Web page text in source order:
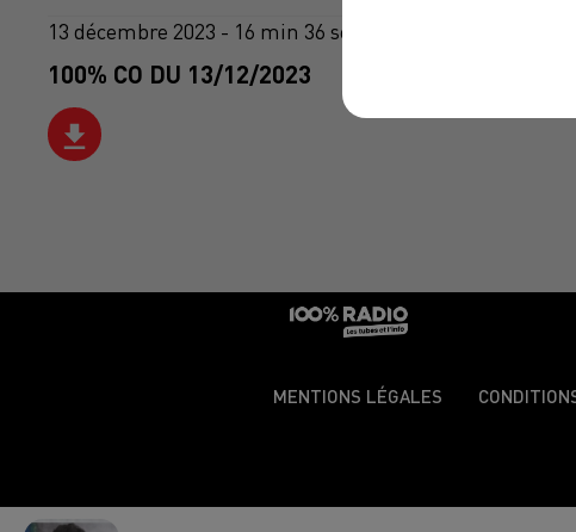
13 décembre 2023 - 16 min 36 sec
100% CO DU 13/12/2023
MENTIONS LÉGALES